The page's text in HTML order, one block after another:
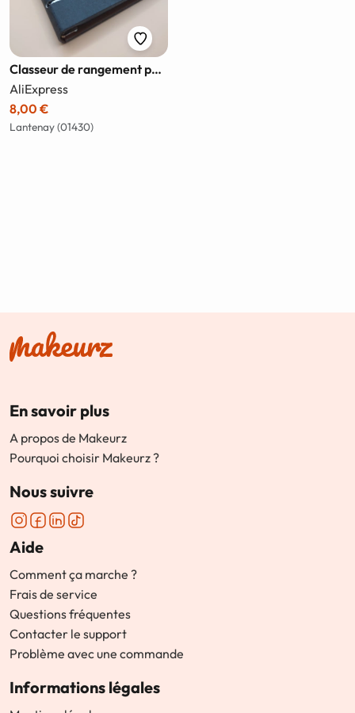
Classeur de rangement pour matrices de découpe
AliExpress
8,00 €
Lantenay (01430)
En savoir plus
A propos de Makeurz
Pourquoi choisir Makeurz ?
Nous suivre
Aide
Comment ça marche ?
Frais de service
Questions fréquentes
Contacter le support
Problème avec une commande
Informations légales